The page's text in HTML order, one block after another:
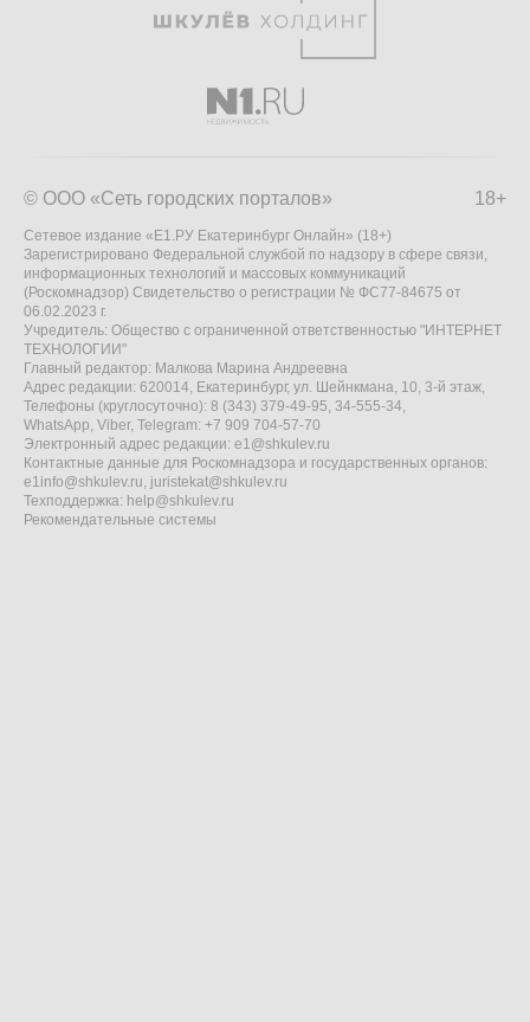
18+
© ООО «Сеть городских порталов»
Сетевое издание «Е1.РУ Екатеринбург Онлайн» (18+)
Зарегистрировано Федеральной службой по надзору в сфере связи,
информационных технологий и массовых коммуникаций
(Роскомнадзор) Свидетельство о регистрации № ФС77-84675 от
06.02.2023 г.
Учредитель: Общество с ограниченной ответственностью "ИНТЕРНЕТ
ТЕХНОЛОГИИ"
Главный редактор: Малкова Марина Андреевна
Адрес редакции: 620014, Екатеринбург, ул. Шейнкмана, 10, 3-й этаж,
Телефоны (круглосуточно): 8 (343) 379-49-95, 34-555-34,
WhatsApp, Viber, Telegram: +7 909 704-57-70
Электронный адрес редакции: e1@shkulev.ru
Контактные данные для Роскомнадзора и государственных органов:
e1info@shkulev.ru, juristekat@shkulev.ru
Техподдержка: help@shkulev.ru
Рекомендательные системы